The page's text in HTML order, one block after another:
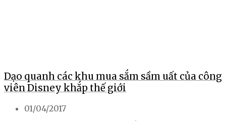
Dạo quanh các khu mua sắm sầm uất của công
viên Disney khắp thế giới
01/04/2017